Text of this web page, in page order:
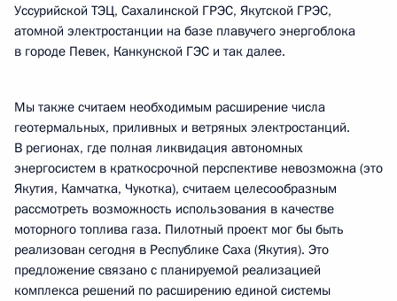
Уссурийской ТЭЦ, Сахалинской ГРЭС, Якутской ГРЭС,
атомной электростанции на базе плавучего энергоблока
в городе Певек, Канкунской ГЭС и так далее.
Мы также считаем необходимым расширение числа
геотермальных, приливных и ветряных электростанций.
В регионах, где полная ликвидация автономных
энергосистем в краткосрочной перспективе невозможна (это
Якутия, Камчатка, Чукотка), считаем целесообразным
рассмотреть возможность использования в качестве
моторного топлива газа. Пилотный проект мог бы быть
реализован сегодня в Республике Саха (Якутия). Это
предложение связано с планируемой реализацией
комплекса решений по расширению единой системы